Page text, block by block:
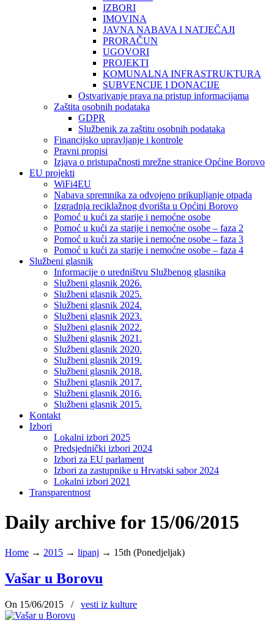
IZBORI
IMOVINA
JAVNA NABAVA I NATJEČAJI
PRORAČUN
UGOVORI
PROJEKTI
KOMUNALNA INFRASTRUKTURA
SUBVENCIJE I DONACIJE
Ostvarivanje prava na pristup informacijama
Zaštita osobnih podataka
GDPR
Službenik za zaštitu osobnih podataka
Financijsko upravljanje i kontrole
Pravni propisi
Izjava o pristupačnosti mrežne stranice Općine Borovo
EU projekti
WiFi4EU
Nabava spremnika za odvojeno prikupljanje otpada
Izgradnja reciklažnog dvorišta u Općini Borovo
Pomoć u kući za starije i nemoćne osobe
Pomoć u kući za starije i nemoćne osobe – faza 2
Pomoć u kući za starije i nemoćne osobe – faza 3
Pomoć u kući za starije i nemoćne osobe – faza 4
Službeni glasnik
Informacije o uredništvu Službenog glasnika
Službeni glasnik 2026.
Službeni glasnik 2025.
Službeni glasnik 2024.
Službeni glasnik 2023.
Službeni glasnik 2022.
Službeni glasnik 2021.
Službeni glasnik 2020.
Službeni glasnik 2019.
Službeni glasnik 2018.
Službeni glasnik 2017.
Službeni glasnik 2016.
Službeni glasnik 2015.
Kontakt
Izbori
Lokalni izbori 2025
Predsjednički izbori 2024
Izbori za EU parlament
Izbori za zastupnike u Hrvatski sabor 2024
Lokalni izbori 2021
Transparentnost
Daily archive for 15/06/2015
Home → 2015 → lipanj → 15th (Ponedjeljak)
Vašar u Borovu
On 15/06/2015 / vesti iz kulture